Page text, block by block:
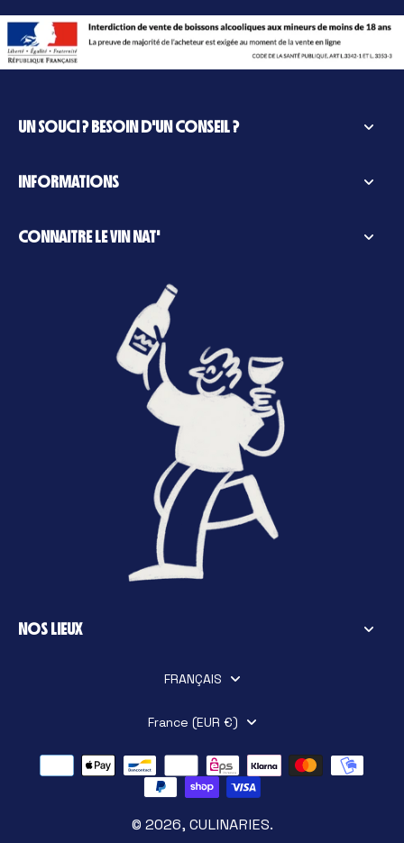
UN SOUCI ? BESOIN D'UN CONSEIL ?
INFORMATIONS
CONNAITRE LE VIN NAT'
NOS LIEUX
FRANÇAIS
France (EUR €)
© 2026, CULINARIES.